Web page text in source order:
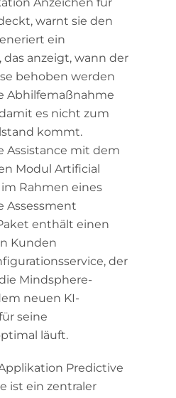
warnt sie den
ein
anzeigt, wann der
behoben werden
Abhilfemaßnahme
es nicht zum
kommt.
Assistance mit dem
Modul Artificial
Rahmen eines
Assessment
enthält einen
Kunden
der
Mindsphere-
neuen KI-
seine
läuft.
Predictive
ist ein zentraler